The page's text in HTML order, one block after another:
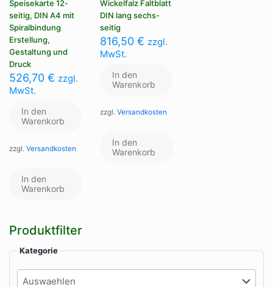
Speisekarte 12-
seitig, DIN A4 mit
Spiralbindung
Erstellung,
Gestaltung und
Druck
526,70 € zzgl.
MwSt.
In den
Warenkorb
zzgl. Versandkosten
In den
Warenkorb
Wickelfalz Faltblatt
DIN lang sechs-
seitig
816,50€ zzgl.
MwSt.
In den
Warenkorb
zzgl.Versandkosten
In den
Warenkorb
Produktfilter
Kategorie